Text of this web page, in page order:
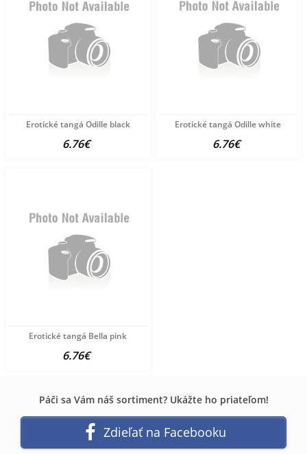
Erotické tangá Odille black
6.76€
Erotické tangá Odille white
6.76€
Erotické tangá Bella pink
6.76€
Páči sa Vám náš sortiment? Ukážte ho priateľom!
Zdieľať na Facebooku